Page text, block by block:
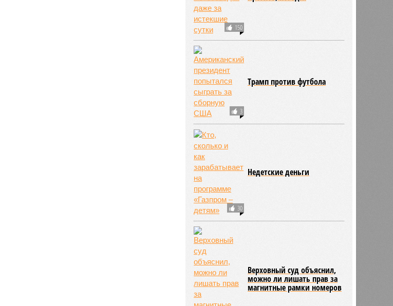
150
3
Трамп против футбола
30
Недетские деньги
Верховный суд объяснил,
можно ли лишать прав за
магнитные рамки номеров